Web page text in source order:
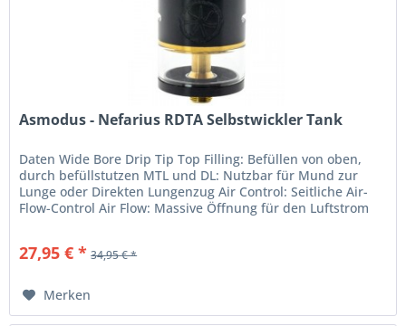
Asmodus - Nefarius RDTA Selbstwickler Tank
Daten Wide Bore Drip Tip Top Filling: Befüllen von oben,
durch befüllstutzen MTL und DL: Nutzbar für Mund zur
Lunge oder Direkten Lungenzug Air Control: Seitliche Air-
Flow-Control Air Flow: Massive Öffnung für den Luftstrom
27,95 € * 34,95 € *
Merken